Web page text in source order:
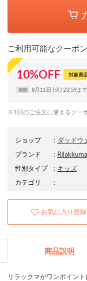
ご利用可能なクーポン
10%OFF 対象商
期間 8月11日 (火) 23:59まで
※1回のご注文に使えるクー
ショップ ： ダッドウ
ブランド
：
性別タイプ
： キッズ
カテゴリ
：
お気に入り登録
商品説明
リラックマがワンポイン